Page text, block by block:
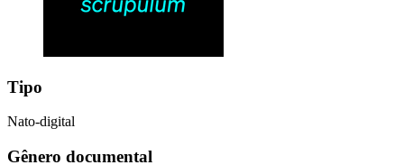
Tipo
Nato-digital
Gênero documental